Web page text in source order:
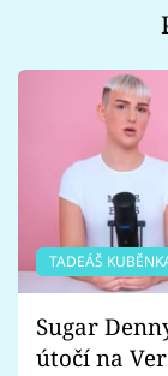
TADEÁŠ
Sugar
útočí na